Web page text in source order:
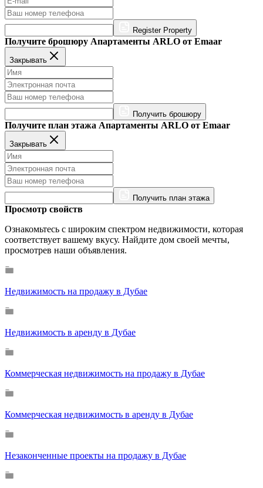
Register Property
Получите брошюру Апартаменты ARLO от Emaar
Закрывать
Получить брошюру
Получите план этажа Апартаменты ARLO от Emaar
Закрывать
Получить план этажа
Просмотр свойств
Ознакомьтесь с широким спектром недвижимости, которая
соответствует вашему вкусу. Найдите дом своей мечты,
просмотрев наши объявления.
Недвижимость на продажу в Дубае
Недвижимость в аренду в Дубае
Коммерческая недвижимость на продажу в Дубае
Коммерческая недвижимость в аренду в Дубае
Незаконченные проекты на продажу в Дубае